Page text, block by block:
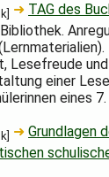
➜ TAG des
Lesefreude
einer
eines
➜Grundlagen